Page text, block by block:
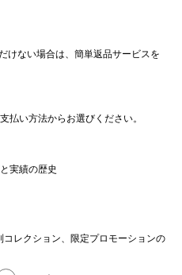
けない場合は、簡単返品サービスを
払い方法からお選びください。
実績の歴史
レクション、限定プロモーションの